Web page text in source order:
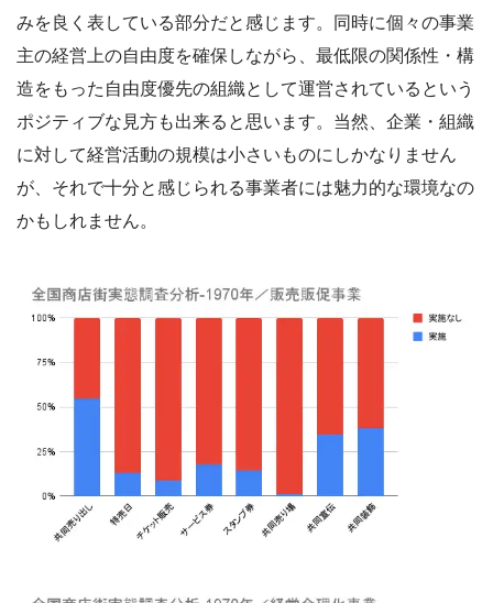
みを良く表している部分だと感じます。同時に個々の事業
主の経営上の自由度を確保しながら、最低限の関係性・構
造をもった自由度優先の組織として運営されているという
ポジティブな見方も出来ると思います。当然、企業・組織
に対して経営活動の規模は小さいものにしかなりません
が、それで十分と感じられる事業者には魅力的な環境なの
かもしれません。